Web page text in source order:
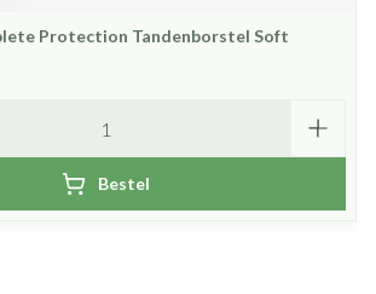
Protection Tandenborstel Soft
Bestel